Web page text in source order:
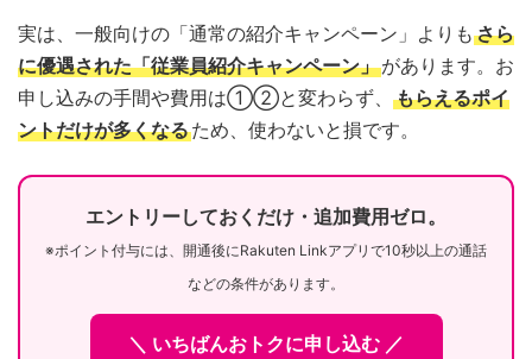
実は、一般向けの「通常の紹介キャンペーン」よりも さら
に優遇された「従業員紹介キャンペーン」があります。お
申し込みの手間や費用は①②と変わらず、 もらえるポイ
ントだけが多くなるため、使わないと損です。
エントリーしておくだけ・追加費用ゼロ。
※ポイント付与には、開通後にRakuten Linkアプリで10秒以上の通話
などの条件があります。
＼ いちばんおトクに申し込む ／